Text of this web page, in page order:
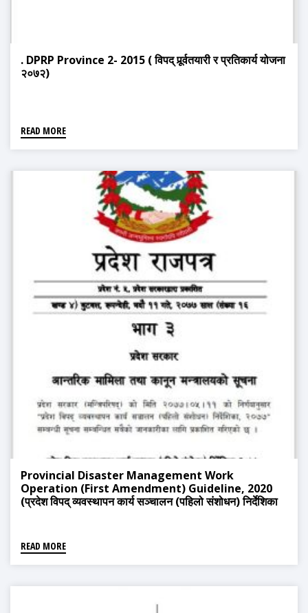
. DPRP Province 2- 2015 ( विपद् पूर्र्वतयारी र प्रतिकार्य योजना
२०७२)
READ MORE
Provincial Disaster Management Work
Operation (First Amendment) Guideline, 2020
(प्रदेश विपद् व्यवस्थापन कार्य सञ्चालन (पहिलो संशोधन) निर्देशिका
READ MORE